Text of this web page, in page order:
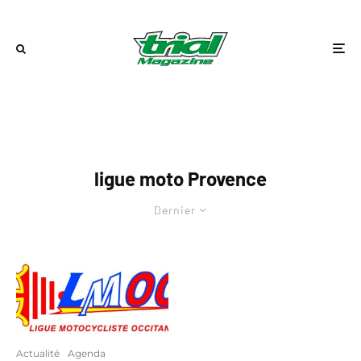
ligue moto Provence
Dernier
Actualité Agenda